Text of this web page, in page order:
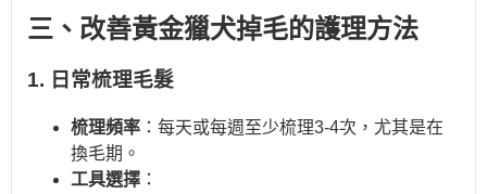
三、改善黃金獵犬掉毛的護理方法
1. 日常梳理毛髮
梳理頻率 ：每天或每週至少梳理3-4次，尤其是在
換毛期。
工具選擇 ：